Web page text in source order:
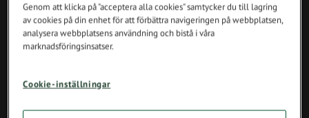
Genom att klicka på "acceptera alla cookies" samtycker du till lagring
av cookies på din enhet för att förbättra navigeringen på webbplatsen,
analysera webbplatsens användning och bistå i våra
marknadsföringsinsatser.
Cookie-inställningar